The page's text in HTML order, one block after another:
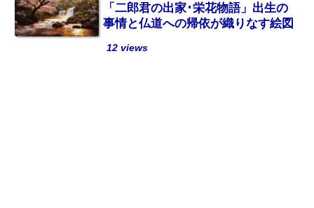
「二郎君の出家･栄花物語」出生の
事情と仏道への帰依が織りなす絵図
12 views